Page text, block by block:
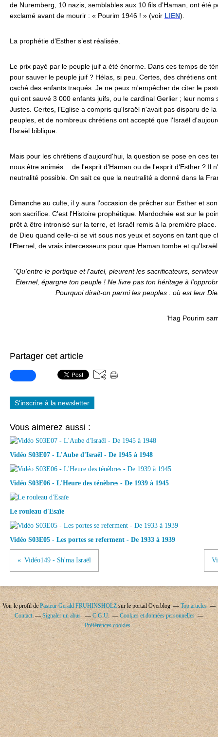
de Nuremberg, 10 nazis, semblables aux 10 fils d’Haman, ont été
exclamé avant de mourir : « Pourim 1946 ! » (voir LIEN).
La prophétie d’Esther s’est réalisée.
Le prix payé par le peuple juif a été énorme. Dans ces temps de
pour sauver le peuple juif ? Hélas, si peu. Certes, des chrétiens
caché des enfants traqués. Je ne peux m'empêcher de citer le
qui ont sauvé 3 000 enfants juifs, ou le cardinal Gerlier ; leur noms
Justes. Certes, l'Eglise a compris qu'Israël n'avait pas disparu de
peuples, et de nombreux chrétiens ont accepté que l'Israël
l'Israël biblique.
Mais pour les chrétiens d'aujourd'hui, la question se pose en ces
nous être animés… de l'esprit d'Haman ou de l'esprit d'Esther ? Il
neutralité possible. On sait ce que la neutralité a donné dans la
Dimanche au culte, il y aura l'occasion de prêcher sur Esther et
son sacrifice. C'est l'Histoire prophétique. Mardochée est sur le
prêt à être intronisé sur la terre, et Israël remis à la première
de Dieu quand celle-ci se vit sous nos yeux et soyons en tant que
l'Eternel, de vrais intercesseurs pour que Haman tombe et
"Qu'entre le portique et l'autel, pleurent les sacrificateurs,
Eternel, épargne ton peuple ! Ne livre pas ton héritage à
Pourquoi dirait-on parmi les peuples : où est leur
‘Hag Pourim
Partager cet article
S'inscrire à la newsletter
Vous aimerez aussi :
Vidéo S03E07 - L'Aube d'Israël - De 1945 à 1948
Vidéo S03E06 - L'Heure des ténèbres - De 1939 à 1945
Le rouleau d'Esaïe
Vidéo S03E05 - Les portes se referment - De 1933 à 1939
Vidéo149 - Sh'ma Israël
Voir le profil dePasteur Gerald FRUHINSHOLZ sur le portail Overblog
Top articles
Contact
Signaler un abus C.G.U.
Cookies et données personnelles
Préférences cookies